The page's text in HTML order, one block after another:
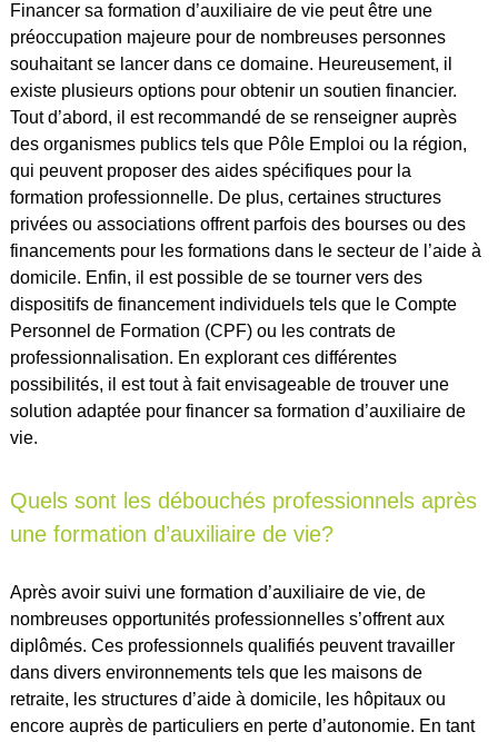
Financer sa formation d’auxiliaire de vie peut être une
préoccupation majeure pour de nombreuses personnes
souhaitant se lancer dans ce domaine. Heureusement, il
existe plusieurs options pour obtenir un soutien financier.
Tout d’abord, il est recommandé de se renseigner auprès
des organismes publics tels que Pôle Emploi ou la région,
qui peuvent proposer des aides spécifiques pour la
formation professionnelle. De plus, certaines structures
privées ou associations offrent parfois des bourses ou des
financements pour les formations dans le secteur de l’aide à
domicile. Enfin, il est possible de se tourner vers des
dispositifs de financement individuels tels que le Compte
Personnel de Formation (CPF) ou les contrats de
professionnalisation. En explorant ces différentes
possibilités, il est tout à fait envisageable de trouver une
solution adaptée pour financer sa formation d’auxiliaire de
vie.
Quels sont les débouchés professionnels après
une formation d’auxiliaire de vie?
Après avoir suivi une formation d’auxiliaire de vie, de
nombreuses opportunités professionnelles s’offrent aux
diplômés. Ces professionnels qualifiés peuvent travailler
dans divers environnements tels que les maisons de
retraite, les structures d’aide à domicile, les hôpitaux ou
encore auprès de particuliers en perte d’autonomie. En tant